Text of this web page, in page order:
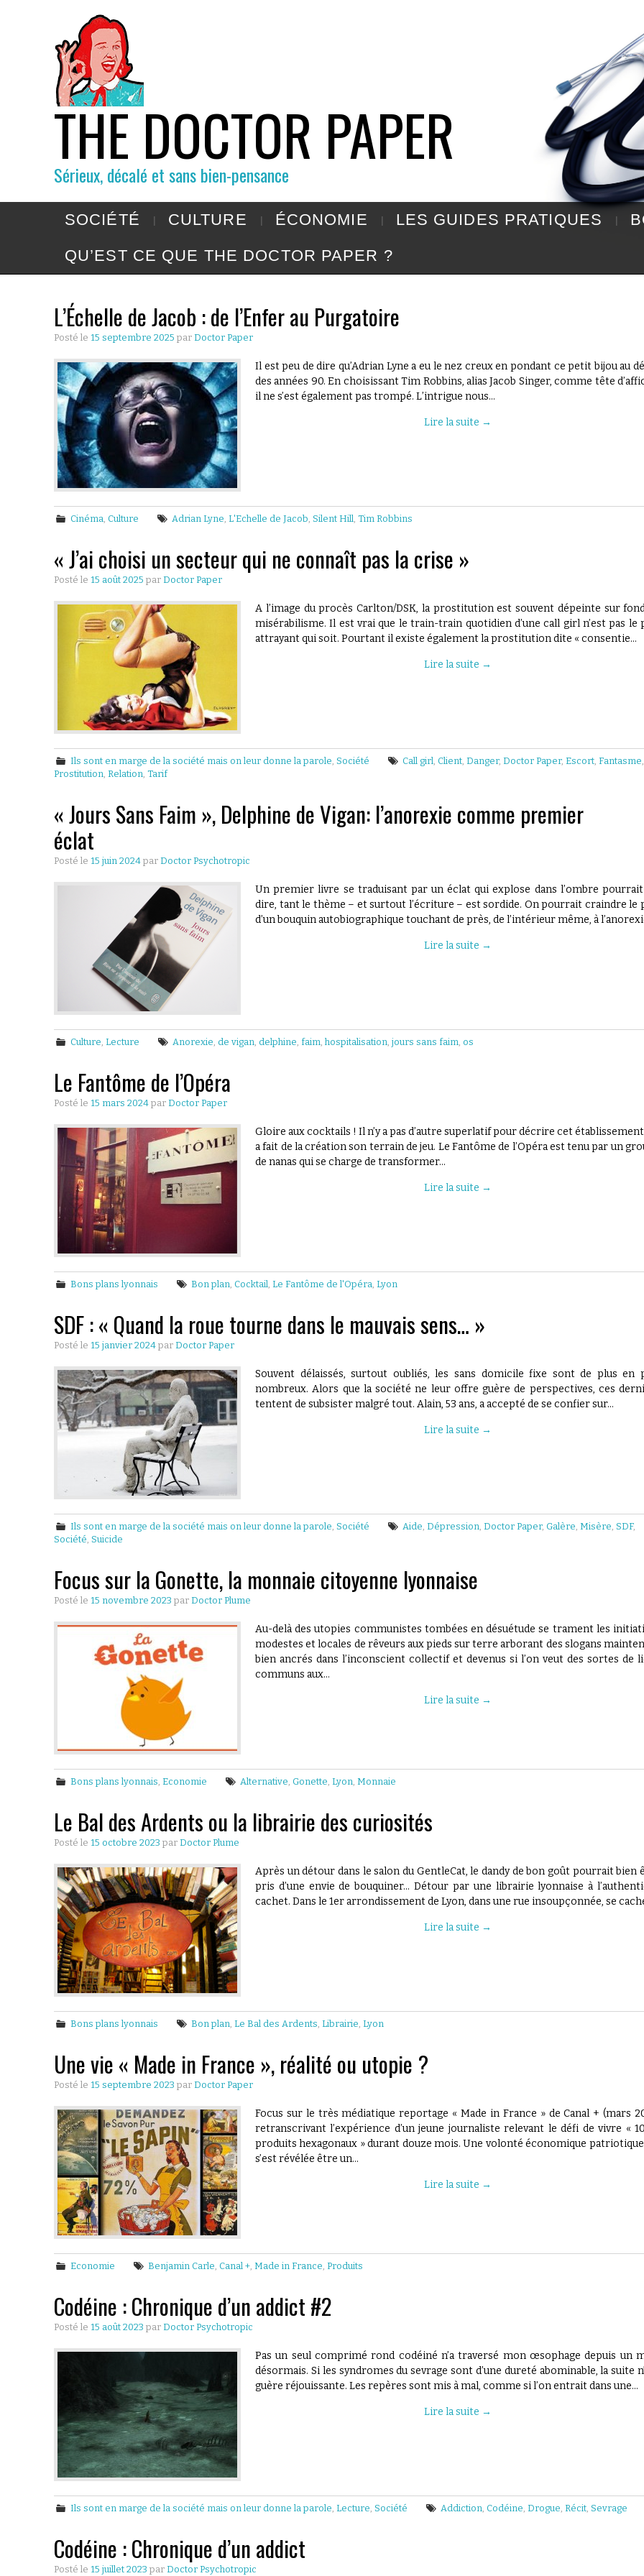
THE DOCTOR PAPER
Sérieux, décalé et sans bien-pensance
SOCIÉTÉ CULTURE ÉCONOMIE LES GUIDES PRATIQUES
QU’EST CE QUE THE DOCTOR PAPER ?
L’Échelle de Jacob : de l’Enfer au Purgatoire
Posté le 15 septembre 2025 par Doctor Paper
Il est peu de dire qu’Adrian Lyne a eu le nez creux en pondant ce petit bijou au
des années 90. En choisissant Tim Robbins, alias Jacob Singer, comme tête
il ne s’est également pas trompé. L’intrigue nous…
Lire la suite →
Cinéma, Culture Adrian Lyne,L'Echelle de Jacob,Silent Hill,Tim Robbins
« J’ai choisi un secteur qui ne connaît pas la crise »
Posté le 15 août 2025 par Doctor Paper
A l’image du procès Carlton/DSK, la prostitution est souvent dépeinte sur
misérabilisme. Il est vrai que le train-train quotidien d’une call girl n’est pas le
attrayant qui soit. Pourtant il existe également la prostitution dite « consentie…
Lire la suite →
Ils sont en marge de la société mais on leur donne la parole,Société Call girl, Client,Danger,Doctor Paper,Escort,Fantasme,
Prostitution, Relation, Tarif
« Jours Sans Faim », Delphine de Vigan: l’anorexie comme premier
éclat
Posté le 15 juin 2024 par Doctor Psychotropic
Un premier livre se traduisant par un éclat qui explose dans l’ombre
dire, tant le thème – et surtout l’écriture – est sordide. On pourrait craindre le
d’un bouquin autobiographique touchant de près, de l’intérieur même, à
Lire la suite →
Culture,Lecture Anorexie, de vigan, delphine, faim,hospitalisation,jours sans faim, os
Le Fantôme de l’Opéra
Posté le 15 mars 2024 par Doctor Paper
Gloire aux cocktails ! Il n’y a pas d’autre superlatif pour décrire cet
a fait de la création son terrain de jeu. Le Fantôme de l’Opéra est tenu par un
de nanas qui se charge de transformer…
Lire la suite →
Bons plans lyonnais Bon plan, Cocktail,Le Fantôme de l'Opéra,Lyon
SDF : « Quand la roue tourne dans le mauvais sens… »
Posté le 15 janvier 2024 par Doctor Paper
Souvent délaissés, surtout oubliés, les sans domicile fixe sont de plus en
nombreux. Alors que la société ne leur offre guère de perspectives, ces
tentent de subsister malgré tout. Alain, 53 ans, a accepté de se confier sur…
Lire la suite →
Ils sont en marge de la société mais on leur donne la parole,Société Aide,Dépression,Doctor Paper, Galère,Misère,SDF,
Société, Suicide
Focus sur la Gonette, la monnaie citoyenne lyonnaise
Posté le 15 novembre 2023 par Doctor Plume
Au-delà des utopies communistes tombées en désuétude se trament les
modestes et locales de rêveurs aux pieds sur terre arborant des slogans
bien ancrés dans l’inconscient collectif et devenus si l’on veut des sortes de
communs aux…
Lire la suite →
Bons plans lyonnais,Economie Alternative, Gonette,Lyon,Monnaie
Le Bal des Ardents ou la librairie des curiosités
Posté le 15 octobre 2023 par Doctor Plume
Après un détour dans le salon du GentleCat, le dandy de bon goût pourrait bien
pris d’une envie de bouquiner… Détour par une librairie lyonnaise à
cachet. Dans le 1er arrondissement de Lyon, dans une rue insoupçonnée, se
Lire la suite →
Bons plans lyonnais Bon plan,Le Bal des Ardents,Librairie,Lyon
Une vie « Made in France », réalité ou utopie ?
Posté le 15 septembre 2023 par Doctor Paper
Focus sur le très médiatique reportage « Made in France » de Canal + (mars
retranscrivant l’expérience d’un jeune journaliste relevant le défi de vivre «
produits hexagonaux » durant douze mois. Une volonté économique
s’est révélée être un…
Lire la suite →
Economie Benjamin Carle, Canal +,Made in France,Produits
Codéine : Chronique d’un addict #2
Posté le 15 août 2023 par Doctor Psychotropic
Pas un seul comprimé rond codéiné n’a traversé mon œsophage depuis un
désormais. Si les syndromes du sevrage sont d’une dureté abominable, la suite
guère réjouissante. Les repères sont mis à mal, comme si l’on entrait dans une…
Lire la suite →
Ils sont en marge de la société mais on leur donne la parole,Lecture,Société Addiction, Codéine,Drogue,Récit,Sevrage
Codéine : Chronique d’un addict
Posté le 15 juillet 2023 par Doctor Psychotropic